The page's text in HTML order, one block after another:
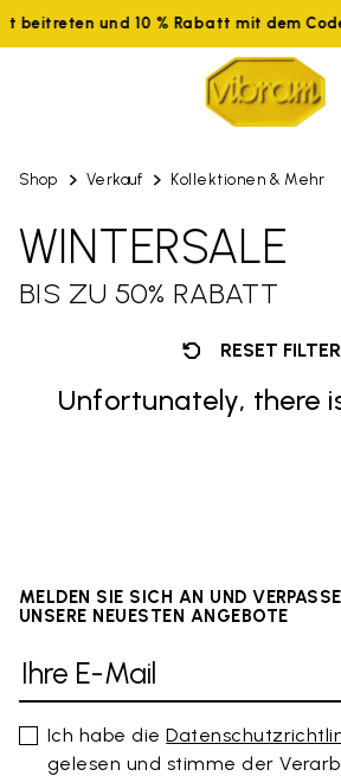
beitreten und 10 % Rabatt mit dem
Shop Verkauf Kollektionen & Mehr
WINTERSALE
BIS ZU 50% RABATT
RESET
Unfortunately, there
MELDEN SIE SICH AN UND
UNSERE NEUESTEN ANGEBOTE
Ich habe die
gelesen und stimme der